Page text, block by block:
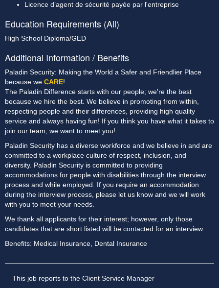
Licence d’agent de sécurité payée par l'entreprise
Education Requirements (All)
High School Diploma/GED
Additional Information / Benefits
Paladin Security: Making the World a Safer and Friendlier Place
because we CARE!
The Paladin Difference starts with our people; we're the best
because we hire the best. We believe in promoting from within,
respecting people and their differences, providing high quality
service and always having fun! If you think you have what it takes to
join our team, we want to meet you!
Paladin Security has a diverse workforce and we believe in and are
committed to a workplace culture of respect, inclusion, and
diversity. Paladin Security is committed to providing
accommodations for people with disabilities through the interview
process and while employed. If you require an accommodation
during the interview process, please let us know and we will work
with you to meet your needs.
We thank all applicants for their interest; however, only those
candidates that are short listed will be contacted for an interview.
Benefits: Medical Insurance, Dental Insurance
This job reports to the Client Service Manager